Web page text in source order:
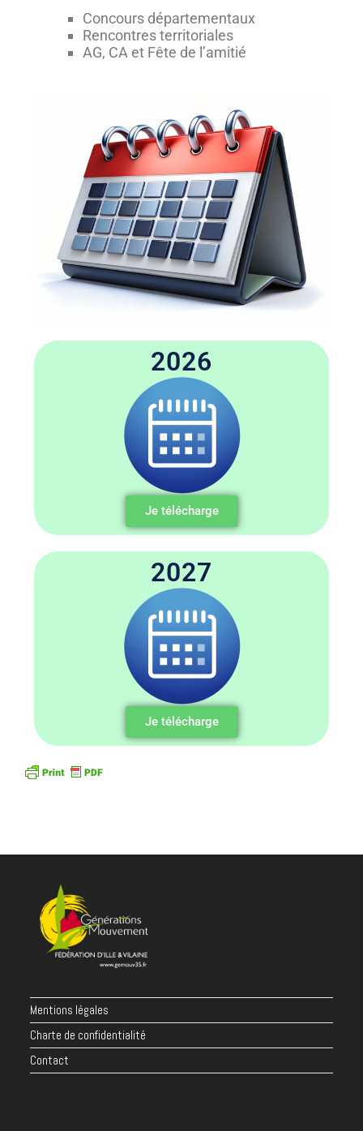
Concours départementaux
Rencontres territoriales
AG, CA et Fête de l’amitié
2026
Je télécharge
2027
Je télécharge
Mentions légales
Charte de confidentialité
Contact